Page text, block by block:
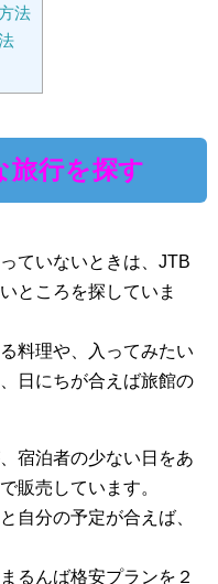
法
旅行を探す
ていないときは、JTB
ところを探していま
料理や、入ってみたい
日にちが合えば旅館の
宿泊者の少ない日をあ
販売しています。
自分の予定が合えば、
るんば格安プランを２